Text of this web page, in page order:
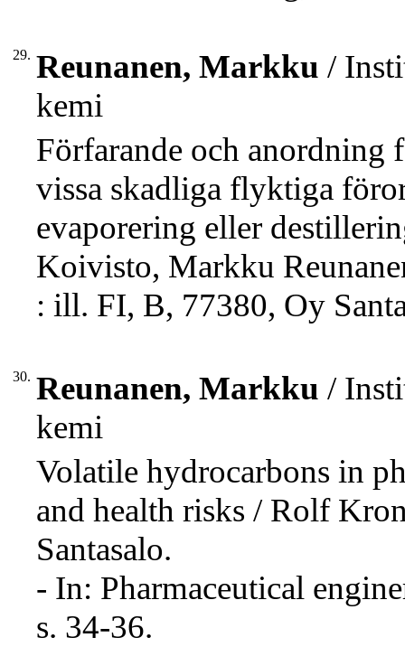
29. Reunanen, Markku /
kemi
Förfarande och anordning
vissa skadliga flyktiga
evaporering eller
Koivisto, Markku
: ill. FI, B, 77380, Oy
30. Reunanen, Markku /
kemi
Volatile hydrocarbons in
and health risks / Rolf
Santasalo.
- In: Pharmaceutical
s. 34-36.